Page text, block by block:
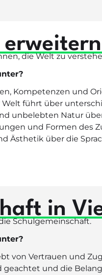
die Welt zu
Kompetenzen und
Welt führt über
unbelebten Natur
und Formen des
Ästhetik über die
in
Schulgemeinschaft.
von Vertrauen und
geachtet und die